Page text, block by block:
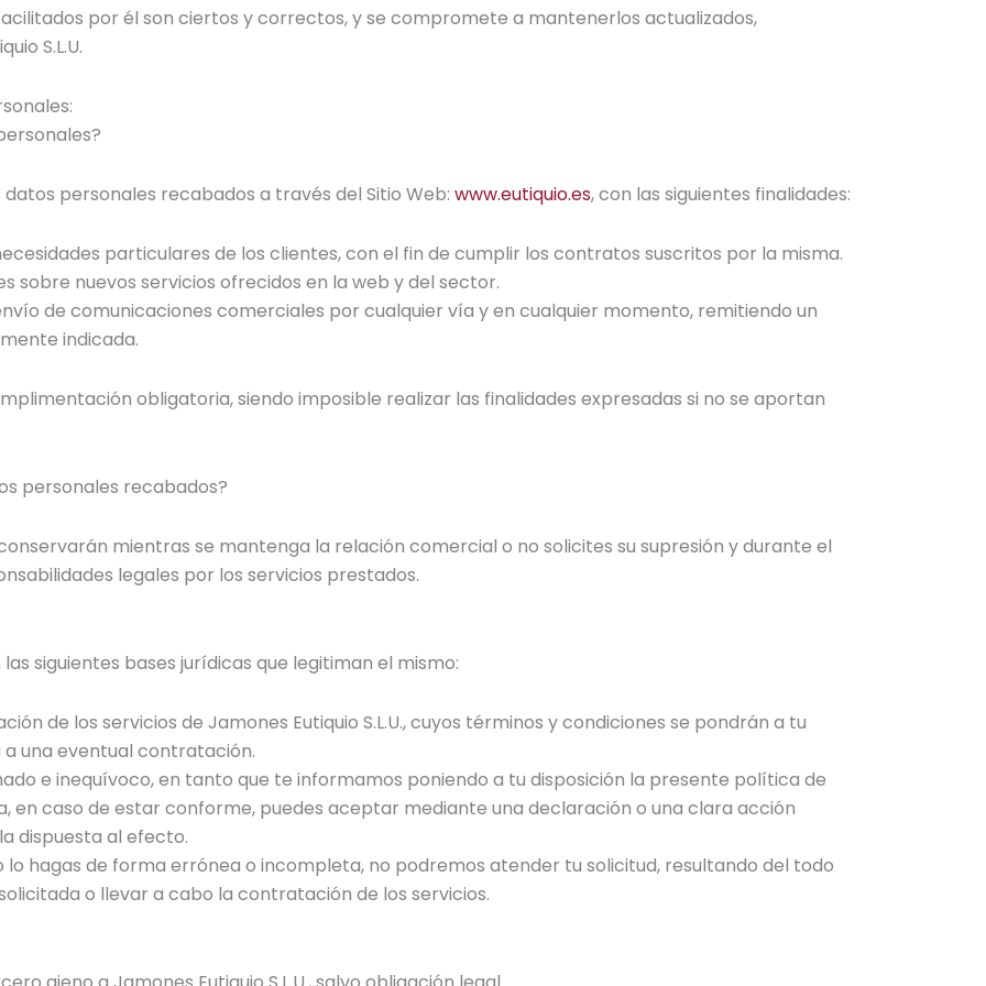
por él son ciertos y correctos, y se compromete a mantenerlos actualizados,
S.L.U.
datos personales recabados a través del Sitio Web: www.eutiquio.es, con las siguientes finalidades:
particulares de los clientes, con el fin de cumplir los contratos suscritos por la misma.
sobre nuevos servicios ofrecidos en la web y del sector.
de comunicaciones comerciales por cualquier vía y en cualquier momento, remitiendo un
indicada.
obligatoria, siendo imposible realizar las finalidades expresadas si no se aportan
personales recabados?
mientras se mantenga la relación comercial o no solicites su supresión y durante el
legales por los servicios prestados.
siguientes bases jurídicas que legitiman el mismo:
de los servicios de Jamones Eutiquio S.L.U., cuyos términos y condiciones se pondrán a tu
una eventual contratación.
e inequívoco, en tanto que te informamos poniendo a tu disposición la presente política de
en caso de estar conforme, puedes aceptar mediante una declaración o una clara acción
dispuesta al efecto.
lo hagas de forma errónea o incompleta, no podremos atender tu solicitud, resultando del todo
o llevar a cabo la contratación de los servicios.